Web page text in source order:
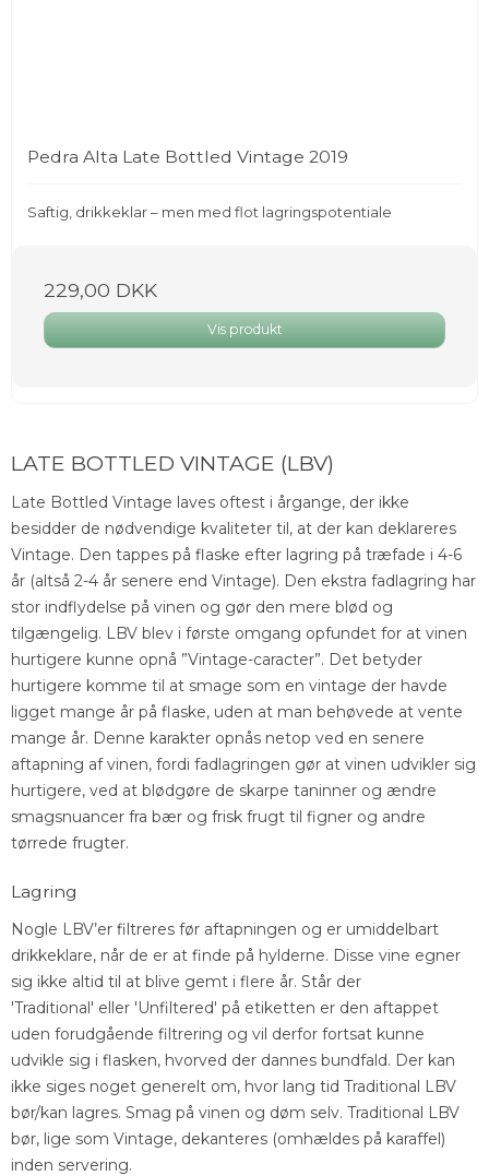
Pedra Alta Late Bottled Vintage 2019
Saftig, drikkeklar – men med flot lagringspotentiale
229,00 DKK
Vis produkt
LATE BOTTLED VINTAGE (LBV)
Late Bottled Vintage laves oftest i årgange, der ikke
besidder de nødvendige kvaliteter til, at der kan deklareres
Vintage. Den tappes på flaske efter lagring på træfade i 4-6
år (altså 2-4 år senere end Vintage). Den ekstra fadlagring har
stor indflydelse på vinen og gør den mere blød og
tilgængelig. LBV blev i første omgang opfundet for at vinen
hurtigere kunne opnå ”Vintage-caracter”. Det betyder
hurtigere komme til at smage som en vintage der havde
ligget mange år på flaske, uden at man behøvede at vente
mange år. Denne karakter opnås netop ved en senere
aftapning af vinen, fordi fadlagringen gør at vinen udvikler sig
hurtigere, ved at blødgøre de skarpe taninner og ændre
smagsnuancer fra bær og frisk frugt til figner og andre
tørrede frugter.
Lagring
Nogle LBV’er filtreres før aftapningen og er umiddelbart
drikkeklare, når de er at finde på hylderne. Disse vine egner
sig ikke altid til at blive gemt i flere år. Står der
'Traditional' eller 'Unfiltered' på etiketten er den aftappet
uden forudgående filtrering og vil derfor fortsat kunne
udvikle sig i flasken, hvorved der dannes bundfald. Der kan
ikke siges noget generelt om, hvor lang tid Traditional LBV
bør/kan lagres. Smag på vinen og døm selv. Traditional LBV
bør, lige som Vintage, dekanteres (omhældes på karaffel)
inden servering.